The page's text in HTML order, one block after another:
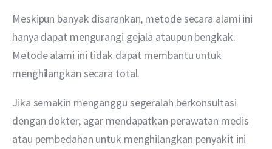
Meskipun banyak disarankan, metode secara alami ini
hanya dapat mengurangi gejala ataupun bengkak.
Metode alami ini tidak dapat membantu untuk
menghilangkan secara total.
Jika semakin menganggu segeralah berkonsultasi
dengan dokter, agar mendapatkan perawatan medis
atau pembedahan untuk menghilangkan penyakit ini